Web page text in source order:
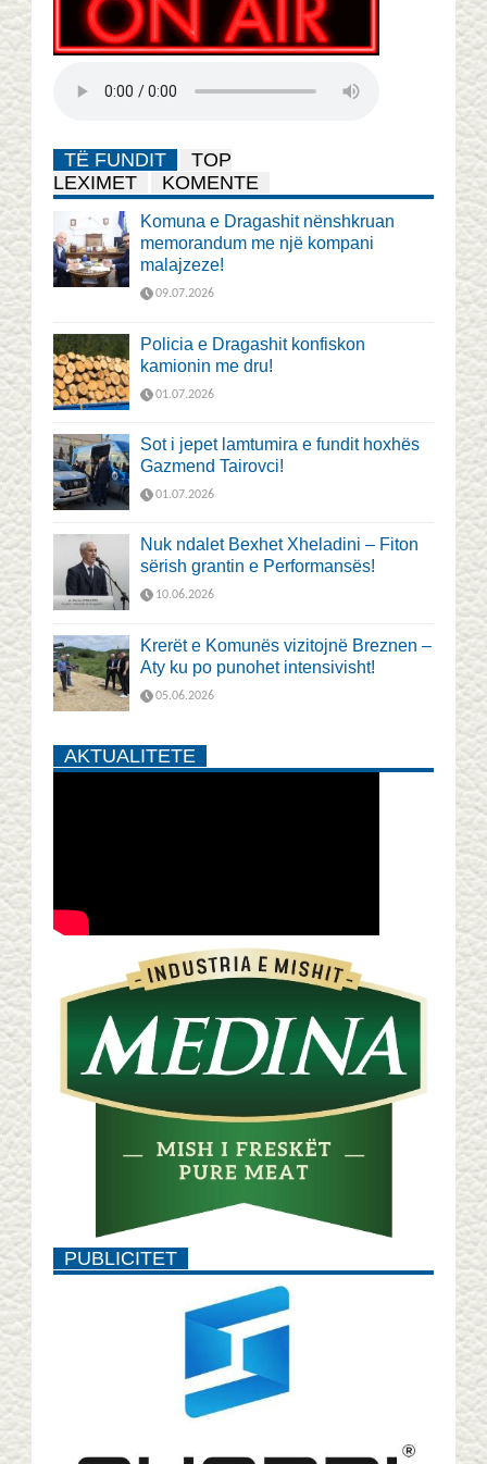
TË FUNDIT
TOP
LEXIMET
KOMENTE
Komuna e Dragashit nënshkruan
memorandum me një kompani
malajzeze!
09.07.2026
Policia e Dragashit konfiskon
kamionin me dru!
01.07.2026
Sot i jepet lamtumira e fundit hoxhës
Gazmend Tairovci!
01.07.2026
Nuk ndalet Bexhet Xheladini – Fiton
sërish grantin e Performansës!
10.06.2026
Krerët e Komunës vizitojnë Breznen –
Aty ku po punohet intensivisht!
05.06.2026
AKTUALITETE
PUBLICITET